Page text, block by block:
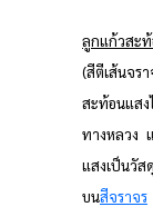
ลูกแก้วสะ
(สีตีเส้นจ
สะท้อนแส
ทางหลวง
แสงเป็นวัส
บนสีจราจร